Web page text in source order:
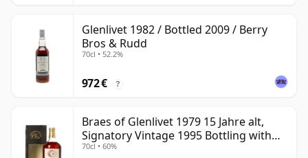
Glenlivet 1982 / Bottled 2009 / Berry
Bros & Rudd
70cl • 52.2%
972 € ?
Braes of Glenlivet 1979 15 Jahre alt,
Signatory Vintage 1995 Bottling with
Case - Cask 16040
70cl • 60%